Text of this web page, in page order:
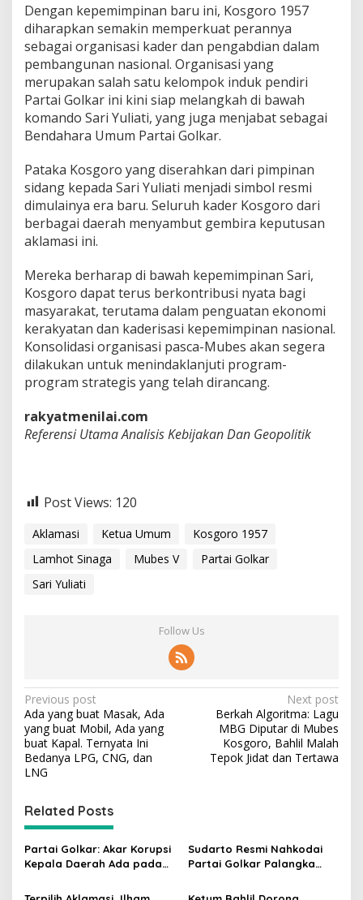
Dengan kepemimpinan baru ini, Kosgoro 1957
diharapkan semakin memperkuat perannya
sebagai organisasi kader dan pengabdian dalam
pembangunan nasional. Organisasi yang
merupakan salah satu kelompok induk pendiri
Partai Golkar ini kini siap melangkah di bawah
komando Sari Yuliati, yang juga menjabat sebagai
Bendahara Umum Partai Golkar.
Pataka Kosgoro yang diserahkan dari pimpinan
sidang kepada Sari Yuliati menjadi simbol resmi
dimulainya era baru. Seluruh kader Kosgoro dari
berbagai daerah menyambut gembira keputusan
aklamasi ini.
Mereka berharap di bawah kepemimpinan Sari,
Kosgoro dapat terus berkontribusi nyata bagi
masyarakat, terutama dalam penguatan ekonomi
kerakyatan dan kaderisasi kepemimpinan nasional.
Konsolidasi organisasi pasca-Mubes akan segera
dilakukan untuk menindaklanjuti program-
program strategis yang telah dirancang.
rakyatmenilai.com
Referensi Utama Analisis Kebijakan Dan Geopolitik
Post Views: 120
Aklamasi Ketua Umum
Kosgoro 1957
Lamhot Sinaga
Mubes V
Partai Golkar
Sari Yuliati
Follow Us
P
o
s
t
a
v
i
Previous post
Ada yang buat Masak, Ada
yang buat Mobil, Ada yang
buat Kapal. Ternyata Ini
Bedanya LPG, CNG, dan
LNG
Next post
Berkah Algoritma: Lagu
MBG Diputar di Mubes
Kosgoro, Bahlil Malah
Tepok Jidat dan Tertawa
Related Posts
Partai Golkar: Akar Korupsi
Kepala Daerah Ada pada
Pilkada
Sudarto Resmi Nahkodai
Partai Golkar Palangka
Semakin Solid dan